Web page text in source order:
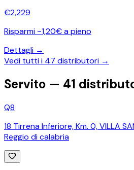
€2,229
Risparmi ~1,20€ a pieno
Dettagli →
Vedi tutti i 47 distributori →
Servito — 41
Q8
18 Tirrena Inferiore, Km. 0, VILLA
Reggio di calabria